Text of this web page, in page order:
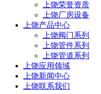
上饶荣誉资质
上饶厂房设备
上饶产品中心
上饶阀门系列
上饶管件系列
上饶管道系列
上饶应用领域
上饶新闻中心
上饶联系我们